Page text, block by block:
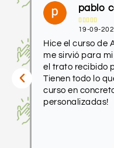
pablo
  
19-09-
Hice el curso de
me sirvió para
el trato recibido
Tienen todo lo
curso en
personalizadas!